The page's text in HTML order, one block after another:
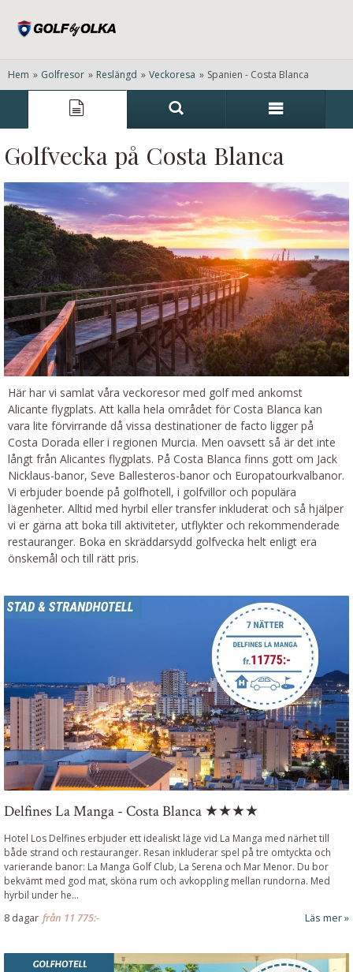
Hem » Golfresor » Reslängd » Veckoresa » Spanien - Costa Blanca
Golfvecka på Costa Blanca
Här har vi samlat våra veckoresor med golf med ankomst
Alicante flygplats. Att kalla hela området för Costa Blanca kan
vara lite förvirrande då vissa destinationer de facto ligger på
Costa Dorada eller i regionen Murcia. Men oavsett så är det inte
långt från Alicantes flygplats. På Costa Blanca finns gott om Jack
Nicklaus-banor, Seve Ballesteros-banor och Europatourkvalbanor.
Vi erbjuder boende på golfhotell, i golfvillor och populära
lägenheter. Alltid med hyrbil eller transfer inkluderat och så hjälper
vi er gärna att boka till aktiviteter, utflykter och rekommenderade
restauranger. Boka en skräddarsydd golfvecka helt enligt era
önskemål och till rätt pris.
Delfines La Manga - Costa Blanca ★★★★
Hotel Los Delfines erbjuder ett idealiskt läge vid La Manga med närhet till
både strand och restauranger. Resan inkluderar spel på tre omtyckta och
varierande banor: La Manga Golf Club, La Serena och Mar Menor. Du bor
bekvämt med god mat, sköna rum och avkoppling mellan rundorna. Med
hyrbil under he...
8 dagar från 11 775:- Läs mer